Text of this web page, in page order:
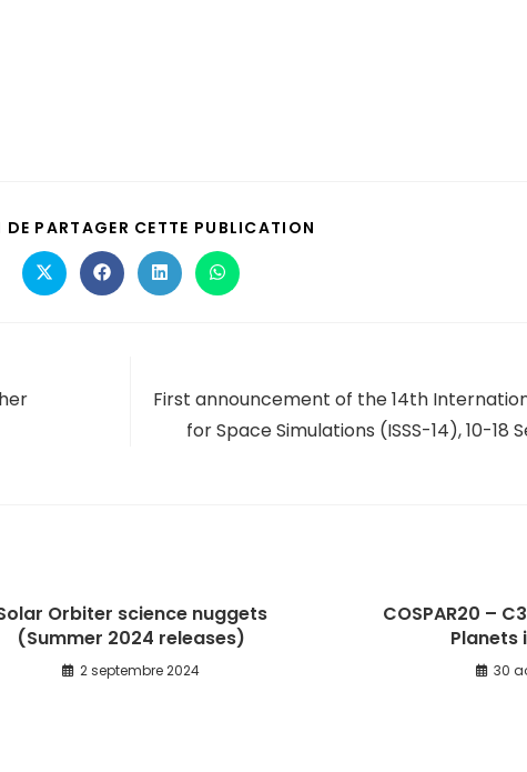
DE PARTAGER CETTE PUBLICATION
First announcement of the 14th
for Space Simulations (ISSS-14), 10-18
Orbiter science nuggets
(Summer 2024 releases)
2 septembre 2024
COSPAR20 –
Planets
30